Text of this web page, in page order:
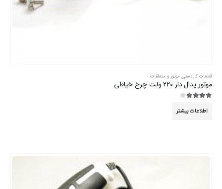
قطعات کاردستی, موتور و متعلقات
موتور پدال دار 220 ولت چرخ خیاطی
اطلاعات بیشتر